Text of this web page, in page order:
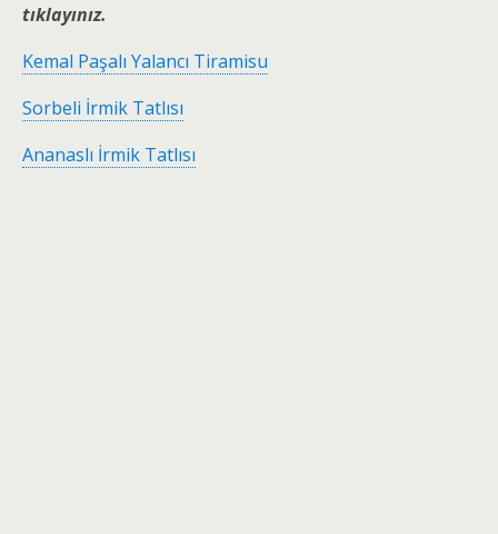
tıklayınız.
Kemal Paşalı Yalancı Tiramisu
Sorbeli İrmik Tatlısı
Ananaslı İrmik Tatlısı